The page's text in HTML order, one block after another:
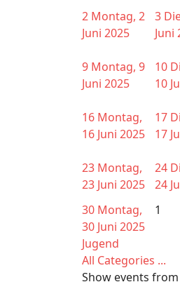
2 Montag, 2
Juni 2025
3
Juni
9 Montag, 9
Juni 2025
10
10
16 Montag,
16 Juni 2025
17
17
23 Montag,
23 Juni 2025
24
24
30 Montag,
30 Juni 2025
1
Jugend
All Categories ...
Show events